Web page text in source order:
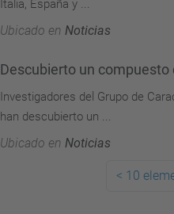
Italia, España y ...
Ubicado en Noticias
Descubierto un
Investigadores del Grupo de
han descubierto un ...
Ubicado en Noticias
< 10